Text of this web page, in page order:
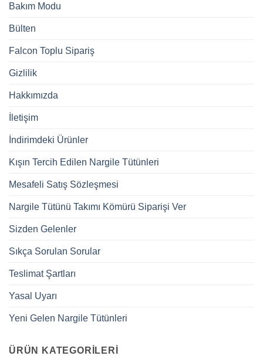
Bakım Modu
Bülten
Falcon Toplu Sipariş
Gizlilik
Hakkımızda
İletişim
İndirimdeki Ürünler
Kışın Tercih Edilen Nargile Tütünleri
Mesafeli Satış Sözleşmesi
Nargile Tütünü Takımı Kömürü Siparişi Ver
Sizden Gelenler
Sıkça Sorulan Sorular
Teslimat Şartları
Yasal Uyarı
Yeni Gelen Nargile Tütünleri
ÜRÜN KATEGORILERI